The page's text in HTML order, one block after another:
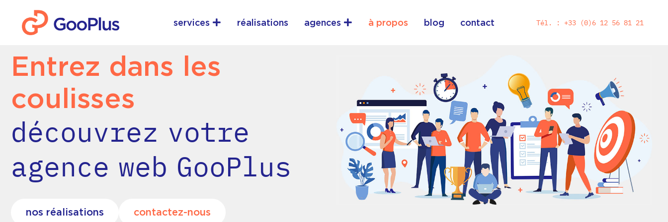
contenu
services Ouvrir services
réalisations agences Ouvrir agences
à propos blog contact Tél. :+33 (0)6 12 56 81 21
Entrez dans les
coulisses
découvrez votre
agence web GooPlus
nos réalisations contactez-nous